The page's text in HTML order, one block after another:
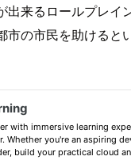
出来るロールプレイ
市の市民を助けると